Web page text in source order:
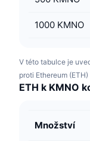
1000 KMNO
V této tabulce je
proti Ethereum
ETH k KMNO
Množství